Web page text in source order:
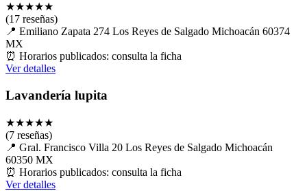
★★★★★
(17 reseñas)
📍 Emiliano Zapata 274 Los Reyes de Salgado Michoacán 60374
MX
⏰ Horarios publicados: consulta la ficha
Ver detalles
Lavandería lupita
★★★★★
(7 reseñas)
📍 Gral. Francisco Villa 20 Los Reyes de Salgado Michoacán
60350 MX
⏰ Horarios publicados: consulta la ficha
Ver detalles